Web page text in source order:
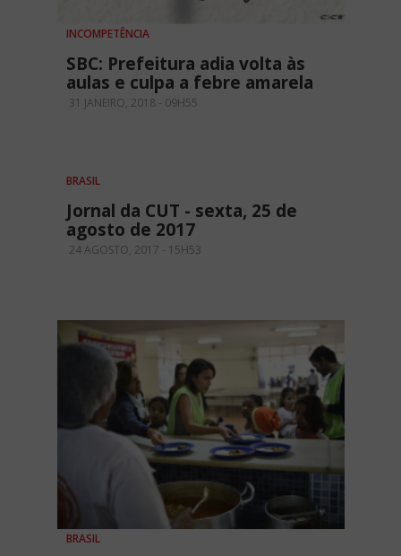
INCOMPETÊNCIA
SBC: Prefeitura adia volta às
aulas e culpa a febre amarela
31 JANEIRO, 2018 - 09H55
BRASIL
Jornal da CUT - sexta, 25 de
agosto de 2017
24 AGOSTO, 2017 - 15H53
BRASIL